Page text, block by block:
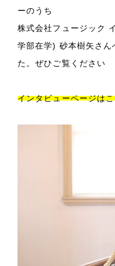
ーのうち
株式会社フュージック
学部在学) 砂本樹矢さん
た。ぜひご覧ください
インタビューページは